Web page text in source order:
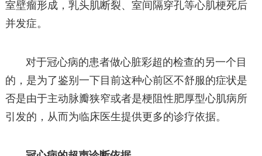
室壁瘤形成，乳头肌断裂、室间隔穿孔等心肌梗死后
并发症。
对于冠心病的患者做心脏彩超的检查的另一个目
的，是为了鉴别一下目前这种心前区不舒服的症状是
否是由于主动脉瓣狭窄或者是梗阻性肥厚型心肌病所
引发的，从而为临床医生提供更多的诊疗依据。